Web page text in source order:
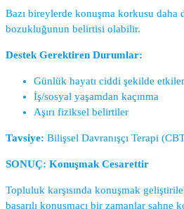
Bazı bireylerde konuşma korkusu daha
bozukluğunun belirtisi olabilir.
Destek Gerektiren Durumlar:
Günlük hayatı ciddi şekilde
İş/sosyal yaşamdan kaçınma
Aşırı fiziksel belirtiler
Tavsiye: Bilişsel Davranışçı Terapi
SONUÇ: Konuşmak Cesarettir
Topluluk karşısında konuşmak
başarılı konuşmacı bir zamanlar sahne